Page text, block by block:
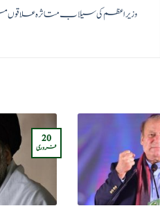
وزیراعظم کی سیلاب متاثرہ علاقوں
20
فروری